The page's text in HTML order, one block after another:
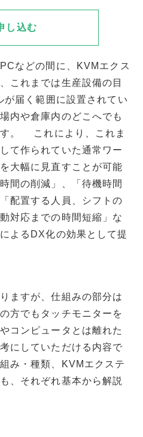
し込む
などの間に、KVMエクス
これまでは生産設備の目
届く範囲に設置されてい
内や倉庫内のどこへでも
。 これにより、これま
て作られていた通常ワー
大幅に見直すことが可能
間の削減」、「待機時間
配置する人員、シフトの
対応までの時間短縮」な
よるDX化の効果として提
ますが、仕組みの部分は
方でもタッチモニターを
コンピュータとは離れた
にしていただける内容で
み・種類、KVMエクステ
、それぞれ基本から解説